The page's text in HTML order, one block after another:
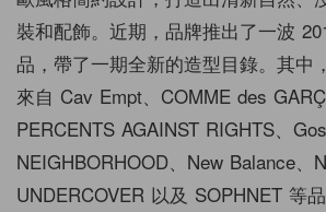
裝和配飾。近期，品牌推出了一波
品，帶了一期全新的造型目錄。其中
來自 Cav Empt、COMME des
PERCENTS AGAINST RIGHTS、
NEIGHBORHOOD、New Balance、
UNDERCOVER 以及 SOPHNET 等